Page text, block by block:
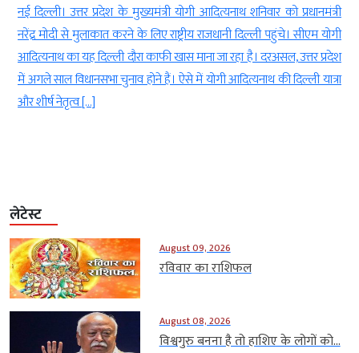
नई दिल्ली। उत्तर प्रदेश के मुख्यमंत्री योगी आदित्यनाथ शनिवार को प्रधानमंत्री
नरेंद्र मोदी से मुलाकात करने के लिए राष्ट्रीय राजधानी दिल्ली पहुंचे। सीएम योगी
आदित्यनाथ का यह दिल्ली दौरा काफी खास माना जा रहा है। दरअसल, उत्तर प्रदेश
में अगले साल विधानसभा चुनाव होने हैं। ऐसे में योगी आदित्यनाथ की दिल्ली यात्रा
और शीर्ष नेतृत्व […]
लेटेस्ट
August 09, 2026
रविवार का राशिफल
August 08, 2026
विश्वगुरु बनना है तो हाशिए के लोगों को...